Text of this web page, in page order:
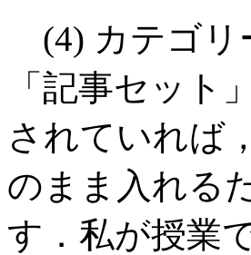
(4) カテゴリ
「記事セット
されていれば
のまま入れる
す．私が授業